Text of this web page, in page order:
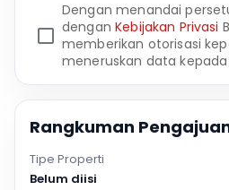
Dengan menandai
denganKebijakan Privasi
memberikan otorisasi
meneruskan data
Rangkuman Pengajuan
Tipe Properti
Belum diisi